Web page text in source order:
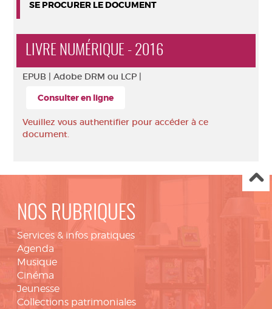
SE PROCURER LE DOCUMENT
LIVRE NUMÉRIQUE - 2016
EPUB | Adobe DRM ou LCP |
Consulter en ligne
Veuillez vous authentifier pour accéder à ce
document.
NOS RUBRIQUES
Services & infos pratiques
Agenda
Musique
Cinéma
Jeunesse
Collections patrimoniales